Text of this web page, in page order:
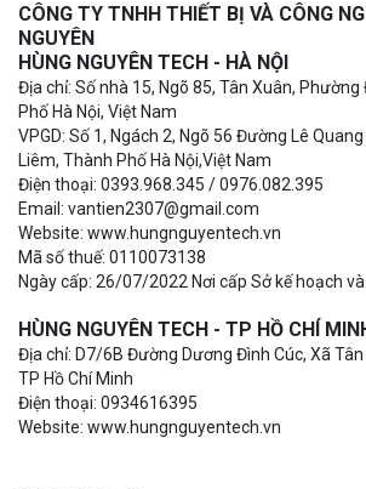
CÔNG TY TNHH THIẾT BỊ VÀ CÔNG
NGUYÊN
HÙNG NGUYÊN TECH - HÀ NỘI
Địa chỉ: Số nhà 15, Ngõ 85, Tân Xuân,
Phố Hà Nội, Việt Nam
VPGD: Số 1, Ngách 2, Ngõ 56 Đường Lê
Liêm, Thành Phố Hà Nội,Việt Nam
Điện thoại: 0393.968.345 / 0976.082.395
Email: vantien2307@gmail.com
Website: www.hungnguyentech.vn
Mã số thuế: 0110073138
Ngày cấp: 26/07/2022 Nơi cấp Sở kế hoạch
HÙNG NGUYÊN TECH - TP HỒ CHÍ
Địa chỉ: D7/6B Đường Dương Đình Cúc, Xã Tân
TP Hồ Chí Minh
Điện thoại: 0934616395
Website: www.hungnguyentech.vn